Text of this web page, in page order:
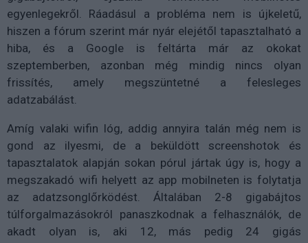
egyenlegekről. Ráadásul a probléma nem is újkeletű,
hiszen a fórum szerint már nyár elejétől tapasztalható a
hiba, és a Google is feltárta már az okokat
szeptemberben, azonban még mindig nincs olyan
frissítés, amely megszüntetné a felesleges
adatzabálást.
Amíg valaki wifin lóg, addig annyira talán még nem is
gond az ilyesmi, de a beküldött screenshotok és
tapasztalatok alapján sokan pórul jártak úgy is, hogy a
megszakadó wifi helyett az app mobilneten is folytatja
az adatzsonglőrködést. Általában 2-8 gigabájtos
túlforgalmazásokról panaszkodnak a felhasználók, de
akadt olyan is, aki 12, más pedig 24 gigás